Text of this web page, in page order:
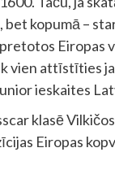
bet kopumā –
Eiropas
attīstīties
ieskaites
klasē
Eiropas